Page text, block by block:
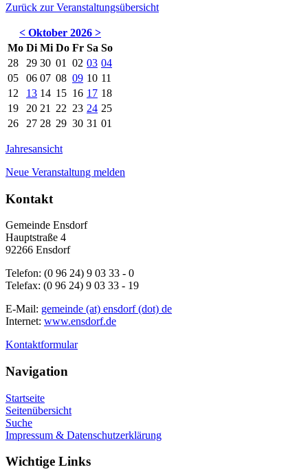
Zurück zur Veranstaltungsübersicht
< Oktober 2026 >
Mo Di Mi Do Fr Sa So
28
29 30 01 02 03 04
05
06 07 08 09 10 11
12
13 14 15 16 17 18
19
20 21 22 23 24 25
26
27 28 29 30 31 01
Jahresansicht
Neue Veranstaltung melden
Kontakt
Gemeinde Ensdorf
Hauptstraße 4
92266 Ensdorf
Telefon: (0 96 24) 9 03 33 - 0
Telefax: (0 96 24) 9 03 33 - 19
E-Mail: gemeinde (at) ensdorf (dot) de
Internet: www.ensdorf.de
Kontaktformular
Navigation
Startseite
Seitenübersicht
Suche
Impressum & Datenschutzerklärung
Wichtige Links